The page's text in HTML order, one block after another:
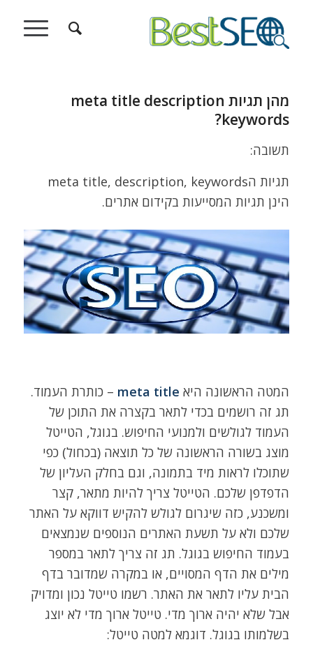
מהן תגיות meta title description
keywords?
תשובה:
תגיות הmeta title, description, keywords
הינן תגיות המסייעות בקידום אתרים.
המטה הראשונה היא meta title – כותרת העמוד.
תג זה רושמים בכדי לתאר בקצרה את התוכן של
העמוד לגולשים ולמנועי החיפוש. בגוגל, הטייטל
מוצג בשורה הראשונה של כל תוצאה (בכחול) כפי
שתוכלו לראות מיד בתמונה, וגם בחלק העליון של
הדפדפן שלכם. הטייטל צריך להיות מתאר, קצר
ומשכנע, כזה שיגרום לגולש להקיש דווקא על האתר
שלכם ולא על תשעת האתרים הנוספים שנמצאים
בעמוד החיפוש בגוגל. תג זה צריך לתאר במספר
מילים את הדף המסויים, או במקרה שמדובר בדף
הבית עליו לתאר את האתר. רשמו טייטל נכון ומדויק
אבל שלא יהיה ארוך מדי. טייטל ארוך מדי לא יוצג
בשלמותו בגוגל. דוגמא למטה טייטל: